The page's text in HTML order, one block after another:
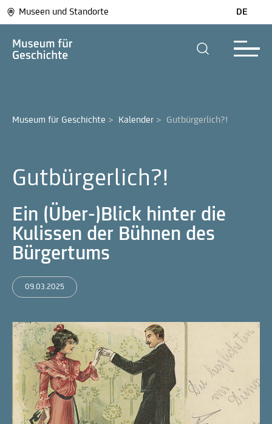
Museen und Standorte DE
Museum für Geschichte > Kalender > Gutbürgerlich?!
Gutbürgerlich?!
Ein (Über-)Blick hinter die
Kulissen der Bühnen des
Bürgertums
09.03.2025